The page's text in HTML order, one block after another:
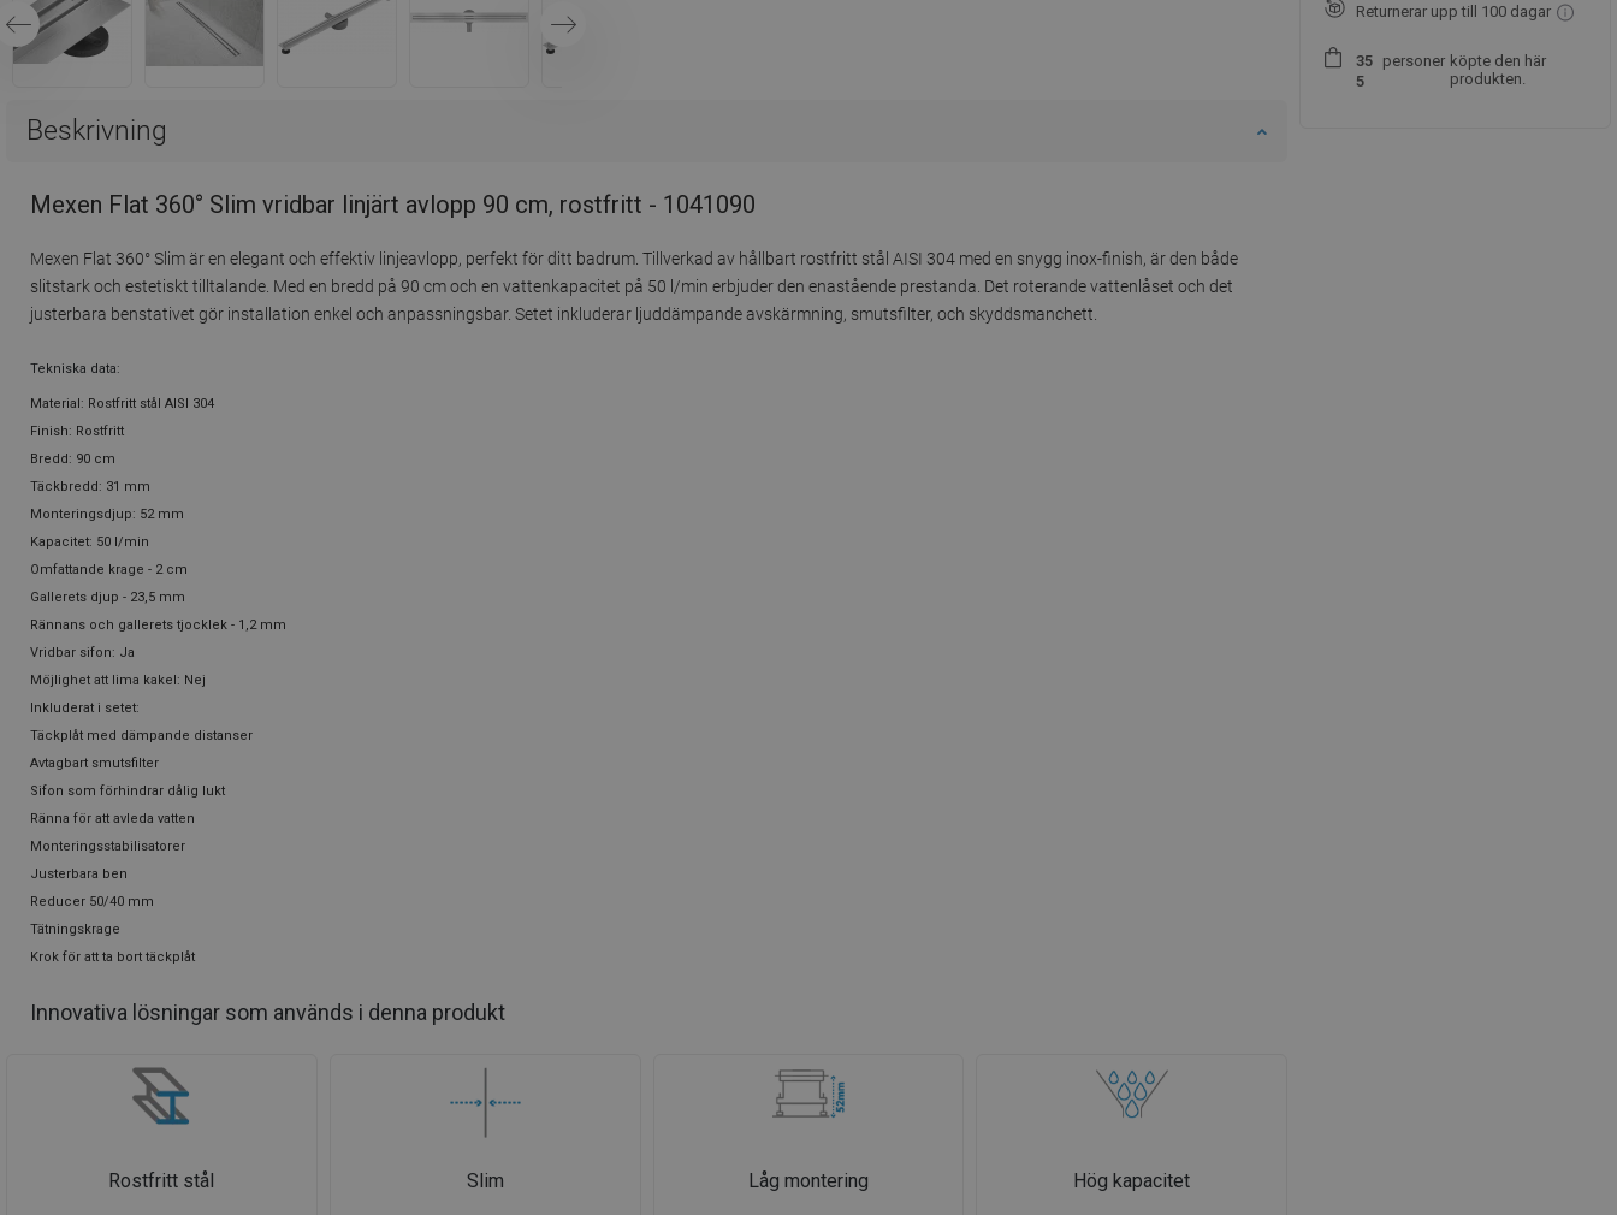
Beskrivning
Mexen Flat 360° Slim vridbar linjärt avlopp 90 cm, rostfritt - 1041090
Mexen Flat 360° Slim är en elegant och effektiv linjeavlopp, perfekt för ditt badrum. Tillverkad av hållbart rostfritt stål AISI 304 med en snygg inox-finish, är den både
slitstark och estetiskt tilltalande. Med en bredd på 90 cm och en vattenkapacitet på 50 l/min erbjuder den enastående prestanda. Det roterande vattenlåset och det
justerbara benstativet gör installation enkel och anpassningsbar. Setet inkluderar ljuddämpande avskärmning, smutsfilter, och skyddsmanchett.
Tekniska data:
Material: Rostfritt stål AISI 304
Finish: Rostfritt
Bredd: 90 cm
Täckbredd: 31 mm
Monteringsdjup: 52 mm
Kapacitet: 50 l/min
Omfattande krage - 2 cm
Gallerets djup - 23,5 mm
Rännans och gallerets tjocklek - 1,2 mm
Vridbar sifon: Ja
Möjlighet att lima kakel: Nej
Inkluderat i setet:
Täckplåt med dämpande distanser
Avtagbart smutsfilter
Sifon som förhindrar dålig lukt
Ränna för att avleda vatten
Monteringsstabilisatorer
Justerbara ben
Reducer 50/40 mm
Tätningskrage
Krok för att ta bort täckplåt
Innovativa lösningar som används i denna produkt
Rostfritt stål Slim Låg montering Hög kapacitet
Returnerar upp till 100 dagar
35
5
personer köpte den här
produkten.